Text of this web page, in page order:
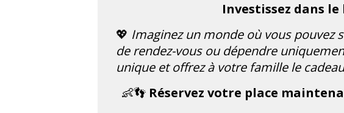
Investissez dans
💖 Imaginez un monde où vous pouvez
de rendez-vous ou dépendre
unique et offrez à votre famille le
👶👣 Réservez votre place